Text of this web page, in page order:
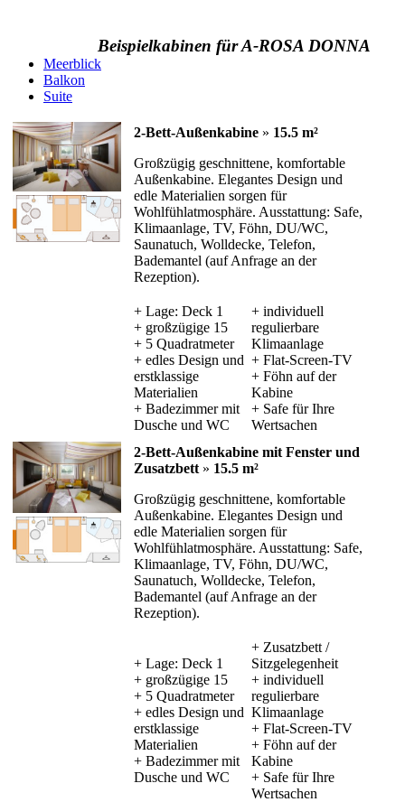
Beispielkabinen für A-ROSA DONNA
Meerblick
Balkon
Suite
2-Bett-Außenkabine » 15.5 m²
Großzügig geschnittene, komfortable
Außenkabine. Elegantes Design und
edle Materialien sorgen für
Wohlfühlatmosphäre. Ausstattung: Safe,
Klimaanlage, TV, Föhn, DU/WC,
Saunatuch, Wolldecke, Telefon,
Bademantel (auf Anfrage an der
Rezeption).
+ Lage: Deck 1
+ großzügige 15
+ 5 Quadratmeter
+ edles Design und
erstklassige
Materialien
+ Badezimmer mit
Dusche und WC
+ individuell
regulierbare
Klimaanlage
+ Flat-Screen-TV
+ Föhn auf der
Kabine
+ Safe für Ihre
Wertsachen
2-Bett-Außenkabine mit Fenster und
Zusatzbett » 15.5 m²
Großzügig geschnittene, komfortable
Außenkabine. Elegantes Design und
edle Materialien sorgen für
Wohlfühlatmosphäre. Ausstattung: Safe,
Klimaanlage, TV, Föhn, DU/WC,
Saunatuch, Wolldecke, Telefon,
Bademantel (auf Anfrage an der
Rezeption).
+ Lage: Deck 1
+ großzügige 15
+ 5 Quadratmeter
+ edles Design und
erstklassige
Materialien
+ Badezimmer mit
Dusche und WC
+ Zusatzbett /
Sitzgelegenheit
+ individuell
regulierbare
Klimaanlage
+ Flat-Screen-TV
+ Föhn auf der
Kabine
+ Safe für Ihre
Wertsachen